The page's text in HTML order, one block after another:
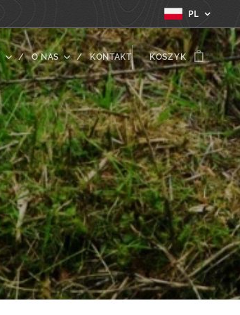
PL
O NAS KONTAKT KOSZYK